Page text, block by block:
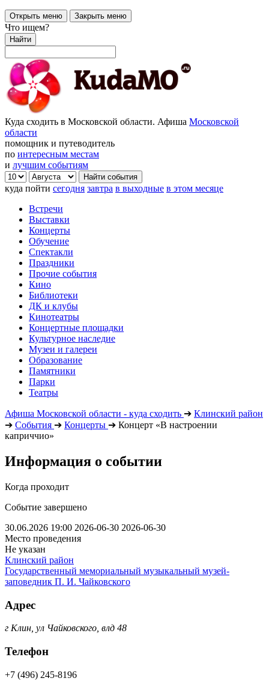
Открыть меню Закрыть меню
Что ищем?
Найти
Куда сходить в Московской области. Афиша Московской
области
помощник и путеводитель
по интересным местам
и лучшим событиям
куда пойти сегодня завтра в выходные в этом месяце
Встречи
Выставки
Концерты
Обучение
Спектакли
Праздники
Прочие события
Кино
Библиотеки
ДК и клубы
Кинотеатры
Концертные площадки
Культурное наследие
Музеи и галереи
Образование
Памятники
Парки
Театры
Афиша Московской области - куда сходить ➔ Клинский район
➔ События ➔ Концерты ➔ Концерт «В настроении
каприччио»
Информация о событии
Когда проходит
Событие завершено
30.06.2026 19:00 2026-06-30 2026-06-30
Место проведения
Не указан
Клинский район
Государственный мемориальный музыкальный музей-
заповедник П. И. Чайковского
Адрес
г Клин, ул Чайковского, влд 48
Телефон
+7 (496) 245-8196